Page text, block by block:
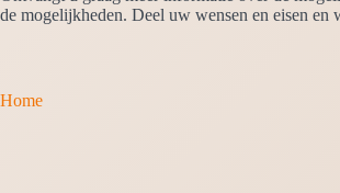
de mogelijkheden. Deel uw wensen en eisen en
Home